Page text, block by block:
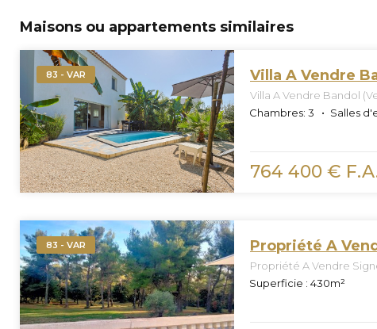
Maisons ou appartements similaires
83 - VAR Villa A Vendre
Villa A Vendre Bandol
Chambres: 3 Salles
764 400 €
83 - VAR Propriété A
Propriété A Vendre
Superficie : 430m²